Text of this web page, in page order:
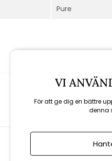
Pure
VI
För att ge dig en bättre
denna